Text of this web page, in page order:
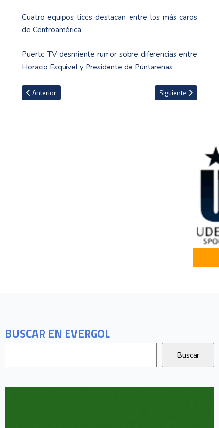
BUSCAR EN EVERGOL
Cuatro equipos ticos destacan entre los más caros
de Centroamérica
Puerto TV desmiente rumor sobre diferencias entre
Horacio Esquivel y Presidente de Puntarenas
Artículo anterior: El Barcelona cierra el fichaje del brasileño
Anterior Artículo siguiente:
Siguiente